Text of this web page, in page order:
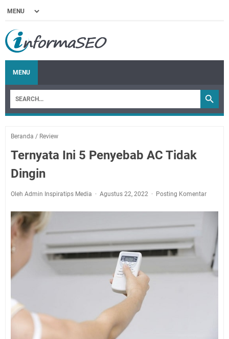
MENU
Beranda / Review
Ternyata Ini 5 Penyebab AC Tidak
Dingin
Oleh Admin Inspiratips Media Agustus 22, 2022 Posting Komentar